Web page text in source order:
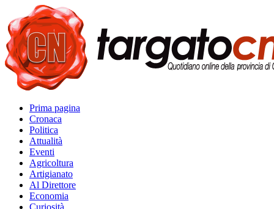
Prima pagina
Cronaca
Politica
Attualità
Eventi
Agricoltura
Artigianato
Al Direttore
Economia
Curiosità